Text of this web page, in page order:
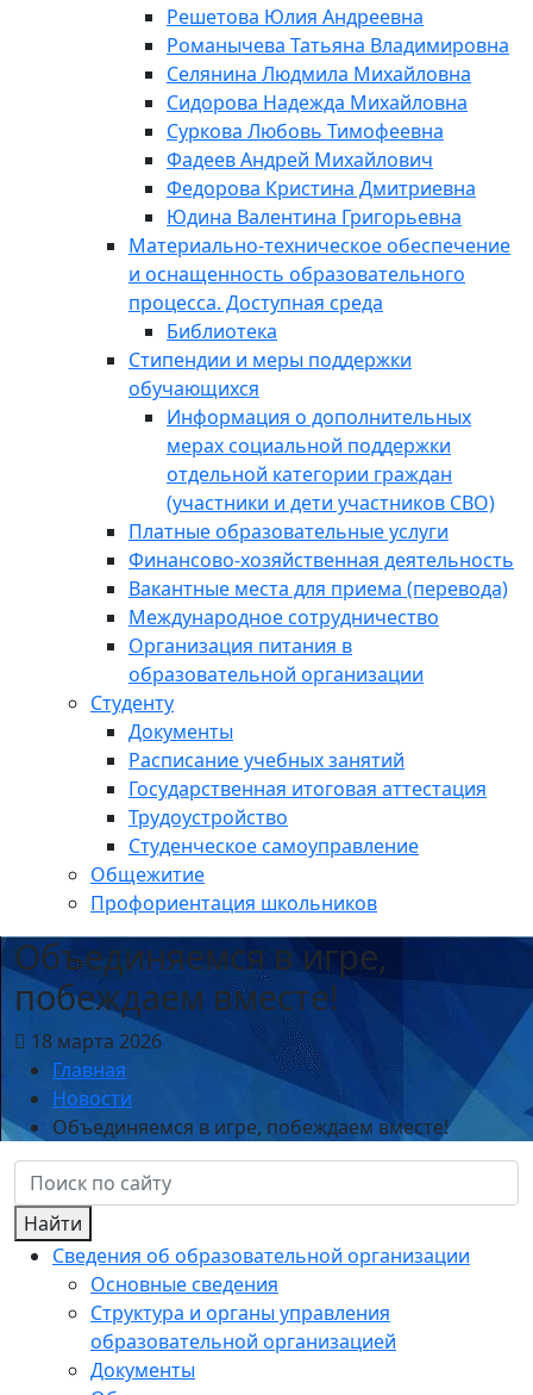
Решетова Юлия Андреевна
Романычева Татьяна Владимировна
Селянина Людмила Михайловна
Сидорова Надежда Михайловна
Суркова Любовь Тимофеевна
Фадеев Андрей Михайлович
Федорова Кристина Дмитриевна
Юдина Валентина Григорьевна
Материально-техническое обеспечение
и оснащенность образовательного
процесса. Доступная среда
Библиотека
Стипендии и меры поддержки
обучающихся
Информация о дополнительных
мерах социальной поддержки
отдельной категории граждан
(участники и дети участников СВО)
Платные образовательные услуги
Финансово-хозяйственная деятельность
Вакантные места для приема (перевода)
Международное сотрудничество
Организация питания в
образовательной организации
Студенту
Документы
Расписание учебных занятий
Государственная итоговая аттестация
Трудоустройство
Студенческое самоуправление
Общежитие
Профориентация школьников
Объединяемся в игре,
побеждаем вместе!
18 марта 2026
Главная
Новости
Объединяемся в игре, побеждаем вместе!
Найти
Сведения об образовательной организации
Основные сведения
Структура и органы управления
образовательной организацией
Документы